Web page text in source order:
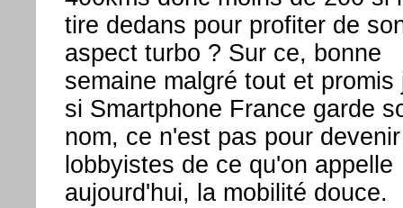
tire dedans pour profiter de
aspect turbo ? Sur ce, bonne
semaine malgré tout et promis
si Smartphone France garde
nom, ce n'est pas pour
lobbyistes de ce qu'on appelle
aujourd'hui, la mobilité douce.